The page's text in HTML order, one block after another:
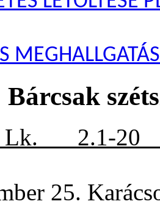
Bárcsak
Lk. 2.1-
25.